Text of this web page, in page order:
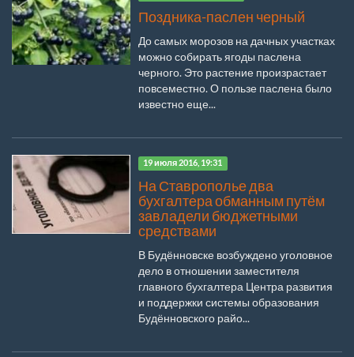
Поздника-паслен черный
До самых морозов на дачных участках
можно собирать ягоды паслена
черного. Это растение произрастает
повсеместно. О пользе паслена было
известно еще...
19 июля 2016, 19:31
На Ставрополье два
бухгалтера обманным путём
завладели бюджетными
средствами
В Будённовске возбуждено уголовное
дело в отношении заместителя
главного бухгалтера Центра развития
и поддержки системы образования
Будённовского райо...